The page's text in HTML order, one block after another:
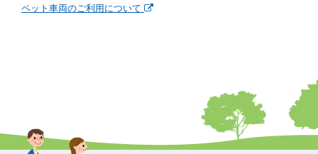
のとします。
有していないとき、又は運転免許証の提示をせず、
もしくは当社が求めたにもかかわらず、その運転者
の運転免許証の写しの提出に同意しないとき。 ②
酒気を帯びていると認められるとき。
③ 麻薬、覚せい剤、シンナー、危険ドラッグ等によ
ペット車両のご利用について